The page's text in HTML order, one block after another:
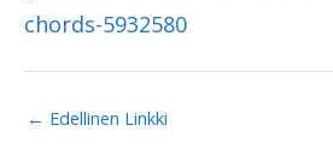
chords-5932580
← Edellinen Linkki